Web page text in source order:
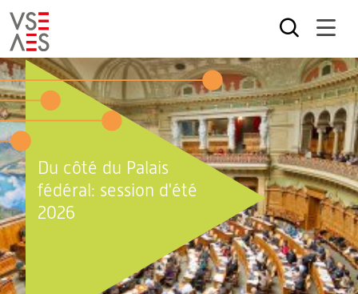
Aller
au
contenu
principal
Du côté du Palais
fédéral: session d'été
2026